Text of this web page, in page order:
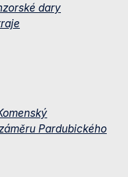
dary
Pardubického